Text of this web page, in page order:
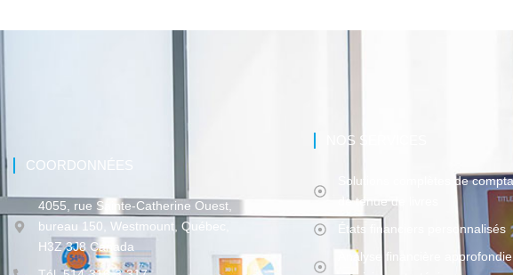
COORDONNÉES
4055, rue Sainte-Catherine Ouest,
bureau 150, Westmount, Québec,
H3Z 3J8 Canada
NOS SERVICES
Solutions complètes de
de tenue de livres
États financiers personnalisés
Analyse financière